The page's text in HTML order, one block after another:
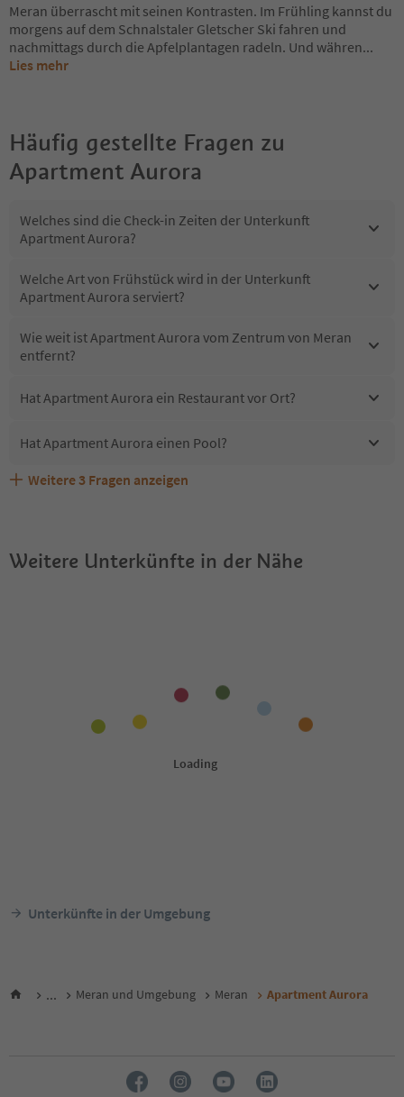
Meran überrascht mit seinen Kontrasten. Im Frühling kannst du
morgens auf dem Schnalstaler Gletscher Ski fahren und
nachmittags durch die Apfelplantagen radeln. Und währen...
Lies mehr
Häufig gestellte Fragen zu
Apartment Aurora
Welches sind die Check-in Zeiten der Unterkunft
Apartment Aurora?
Welche Art von Frühstück wird in der Unterkunft
Apartment Aurora serviert?
Wie weit ist Apartment Aurora vom Zentrum von Meran
entfernt?
Hat Apartment Aurora ein Restaurant vor Ort?
Hat Apartment Aurora einen Pool?
Sind Haustiere in der Unterkunft Apartment Aurora
Welche Services bietet Apartment Aurora?
Erhalten die Gäste von Apartment Aurora einen Südtirol
Weitere 3 Fragen anzeigen
Weitere Unterkünfte in der Nähe
Unterkünfte in der Umgebung
... Meran und Umgebung Meran Apartment Aurora